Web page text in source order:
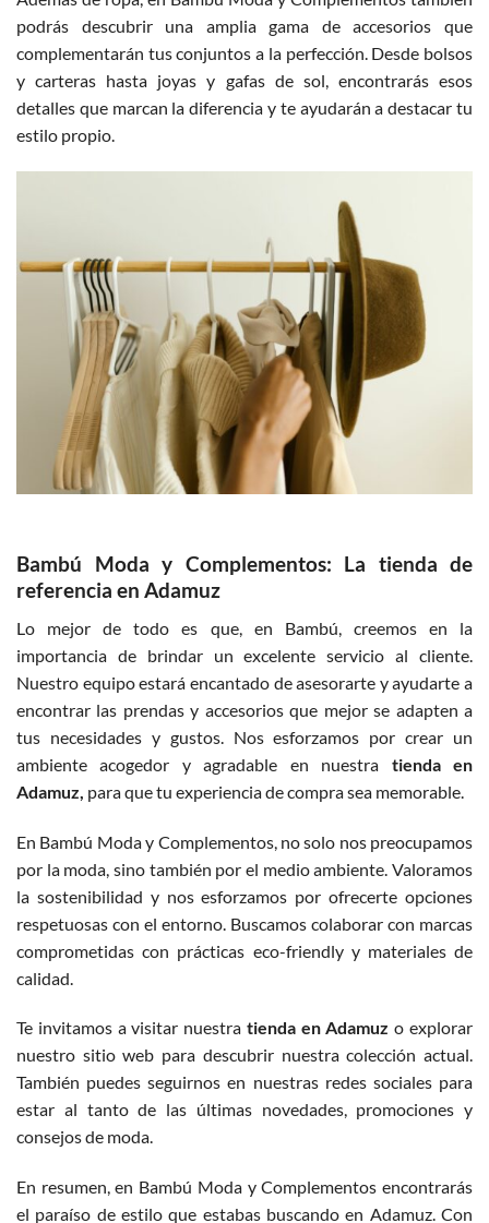
podrás descubrir una amplia gama de accesorios que
complementarán tus conjuntos a la perfección. Desde bolsos
y carteras hasta joyas y gafas de sol, encontrarás esos
detalles que marcan la diferencia y te ayudarán a destacar tu
estilo propio.
Bambú Moda y Complementos: La tienda de
referencia en Adamuz
Lo mejor de todo es que, en Bambú, creemos en la
importancia de brindar un excelente servicio al cliente.
Nuestro equipo estará encantado de asesorarte y ayudarte a
encontrar las prendas y accesorios que mejor se adapten a
tus necesidades y gustos. Nos esforzamos por crear un
ambiente acogedor y agradable en nuestra tienda en
Adamuz, para que tu experiencia de compra sea memorable.
En Bambú Moda y Complementos, no solo nos preocupamos
por la moda, sino también por el medio ambiente. Valoramos
la sostenibilidad y nos esforzamos por ofrecerte opciones
respetuosas con el entorno. Buscamos colaborar con marcas
comprometidas con prácticas eco-friendly y materiales de
calidad.
Te invitamos a visitar nuestra tienda en Adamuz o explorar
nuestro sitio web para descubrir nuestra colección actual.
También puedes seguirnos en nuestras redes sociales para
estar al tanto de las últimas novedades, promociones y
consejos de moda.
En resumen, en Bambú Moda y Complementos encontrarás
el paraíso de estilo que estabas buscando en Adamuz. Con